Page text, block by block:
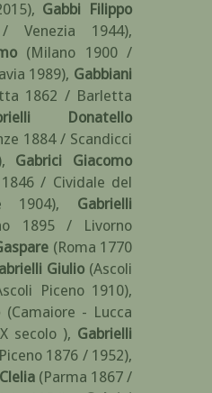
, Gabbi Filippo
Venezia 1944),
(Milano 1900 /
1989), Gabbiani
1862 / Barletta
Donatello
1884 / Scandicci
, Gabrici Giacomo
/ Cividale del
1904), Gabrielli
1895 / Livorno
(Roma 1770
Giulio (Ascoli
Piceno 1910),
(Camaiore - Lucca
secolo ), Gabrielli
1876 / 1952),
(Parma 1867 /